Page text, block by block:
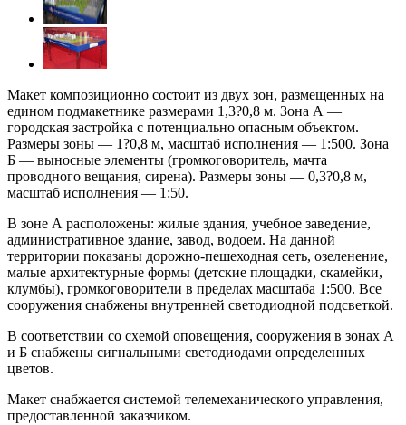
Макет композиционно состоит из двух зон, размещенных на
едином подмакетнике размерами 1,3?0,8 м. Зона А —
городская застройка с потенциально опасным объектом.
Размеры зоны — 1?0,8 м, масштаб исполнения — 1:500. Зона
Б — выносные элементы (громкоговоритель, мачта
проводного вещания, сирена). Размеры зоны — 0,3?0,8 м,
масштаб исполнения — 1:50.
В зоне А расположены: жилые здания, учебное заведение,
административное здание, завод, водоем. На данной
территории показаны дорожно-пешеходная сеть, озеленение,
малые архитектурные формы (детские площадки, скамейки,
клумбы), громкоговорители в пределах масштаба 1:500. Все
сооружения снабжены внутренней светодиодной подсветкой.
В соответствии со схемой оповещения, сооружения в зонах А
и Б снабжены сигнальными светодиодами определенных
цветов.
Макет снабжается системой телемеханического управления,
предоставленной заказчиком.